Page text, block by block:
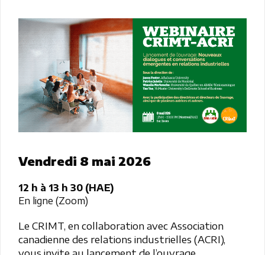
Vendredi 8 mai 2026
12 h à 13 h 30 (HAE)
En ligne (Zoom)
Le CRIMT, en collaboration avec Association
canadienne des relations industrielles (ACRI),